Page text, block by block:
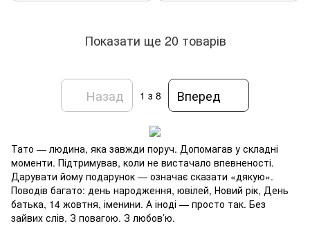
Показати ще 20 товарів
Назад 1 з 8 Вперед
Тато — людина, яка завжди поруч. Допомагав у складні
моменти. Підтримував, коли не вистачало впевненості.
Дарувати йому подарунок — означає сказати «дякую».
Поводів багато: день народження, ювілей, Новий рік, День
батька, 14 жовтня, іменини. А іноді — просто так. Без
зайвих слів. З повагою. З любов’ю.